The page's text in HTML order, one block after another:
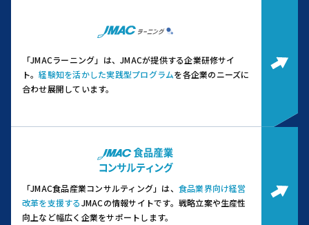
「JMACラーニング」は、JMACが提供する企業研修サイ
ト。経験知を活かした実践型プログラムを各企業のニーズに
合わせ展開しています。
「JMAC食品産業コンサルティング」は、 食品業界向け経営
改革を支援するJMACの情報サイトです。 戦略立案や生産性
向上など幅広く企業をサポートします。